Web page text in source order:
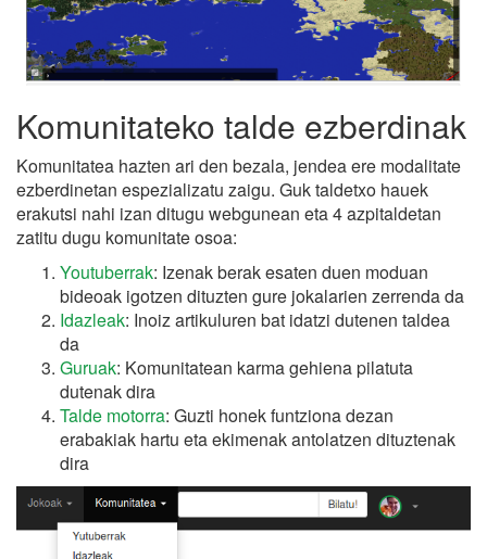
Komunitateko talde ezberdinak
Komunitatea hazten ari den bezala, jendea ere modalitate
ezberdinetan espezializatu zaigu. Guk taldetxo hauek
erakutsi nahi izan ditugu webgunean eta 4 azpitaldetan
zatitu dugu komunitate osoa:
Youtuberrak: Izenak berak esaten duen moduan
bideoak igotzen dituzten gure jokalarien zerrenda da
Idazleak: Inoiz artikuluren bat idatzi dutenen taldea
da
Guruak: Komunitatean karma gehiena pilatuta
dutenak dira
Talde motorra: Guzti honek funtziona dezan
erabakiak hartu eta ekimenak antolatzen dituztenak
dira